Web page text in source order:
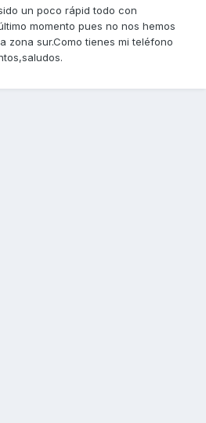
un poco rápid todo con
momento pues no nos hemos
zona sur.Como tienes mi teléfono